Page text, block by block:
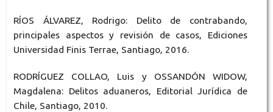
RÍOS ÁLVAREZ, Rodrigo: Delito de contrabando,
principales aspectos y revisión de casos, Ediciones
Universidad Finis Terrae, Santiago, 2016.
RODRÍGUEZ COLLAO, Luis y OSSANDÓN WIDOW,
Magdalena: Delitos aduaneros, Editorial Jurídica de
Chile, Santiago, 2010.